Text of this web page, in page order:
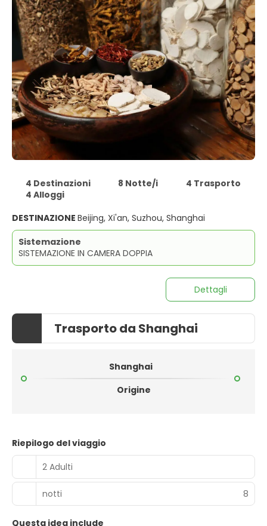
4 Destinazioni 8 Notte/i
4 Trasporto
4 Alloggi
DESTINAZIONE Beijing, Xi'an, Suzhou, Shanghai
Sistemazione
SISTEMAZIONE IN CAMERA DOPPIA
Dettagli
Trasporto da Shanghai
Shanghai
Origine
Riepilogo del viaggio
2 Adulti
notti 8
Questa idea include